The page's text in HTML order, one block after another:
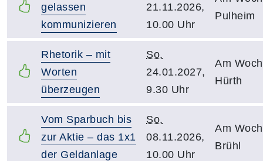
gelassen
kommunizieren
21.11.2026,
10.00 Uhr
Pulheim
Rhetorik – mit
Worten
überzeugen
So.
24.01.2027,
9.30 Uhr
Am
Hürth
Vom Sparbuch bis
zur Aktie – das 1x1
der Geldanlage
So.
08.11.2026,
10.00 Uhr
Am
Brühl